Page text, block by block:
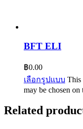
BFT ELI
฿0.00
เลือกรูปแบบ This
may be chosen on
Related